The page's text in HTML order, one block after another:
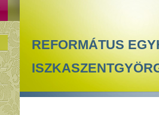
REFORMÁTUS